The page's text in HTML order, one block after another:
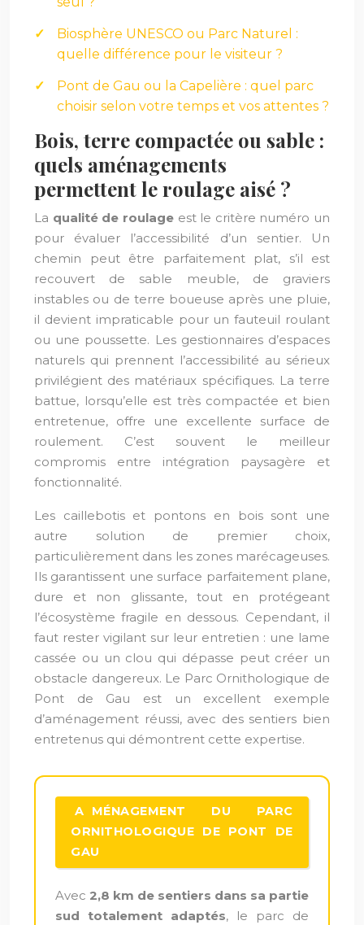
Biosphère UNESCO ou Parc Naturel :
quelle différence pour le visiteur ?
Pont de Gau ou la Capelière : quel parc
choisir selon votre temps et vos attentes ?
Bois, terre compactée ou sable :
quels aménagements
permettent le roulage aisé ?
La qualité de roulageest le critère numéro un
pour évaluer l’accessibilité d’un sentier. Un
chemin peut être parfaitement plat, s’il est
recouvert de sable meuble, de graviers
instables ou de terre boueuse après une pluie,
il devient impraticable pour un fauteuil roulant
ou une poussette. Les gestionnaires d’espaces
naturels qui prennent l’accessibilité au sérieux
privilégient des matériaux spécifiques. La terre
battue, lorsqu’elle est très compactée et bien
entretenue, offre une excellente surface de
roulement. C’est souvent le meilleur
compromis entre intégration paysagère et
fonctionnalité.
Les caillebotis et pontons en bois sont une
autre solution de premier choix,
particulièrement dans les zones marécageuses.
Ils garantissent une surface parfaitement plane,
dure et non glissante, tout en protégeant
l’écosystème fragile en dessous. Cependant, il
faut rester vigilant sur leur entretien : une lame
cassée ou un clou qui dépasse peut créer un
obstacle dangereux. Le Parc Ornithologique de
Pont de Gau est un excellent exemple
d’aménagement réussi, avec des sentiers bien
entretenus qui démontrent cette expertise.
AMÉNAGEMENT DU PARC
ORNITHOLOGIQUE DE PONT DE
GAU
Avec 2,8 km de sentiers dans sa partie
sud totalement adaptés, le parc de